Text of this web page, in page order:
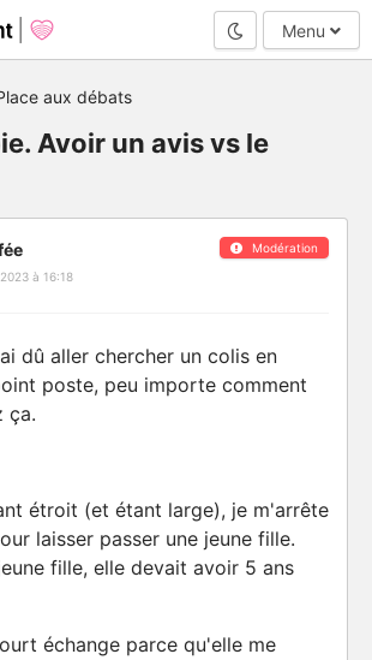
Mode nuit
Menu
aux débats
Avoir un avis vs le
Modération
à 16:18
dû aller chercher un colis en
poste, peu importe comment
ça.
étroit (et étant large), je m'arrête
laisser passer une jeune fille.
fille, elle devait avoir 5 ans
échange parce qu'elle me